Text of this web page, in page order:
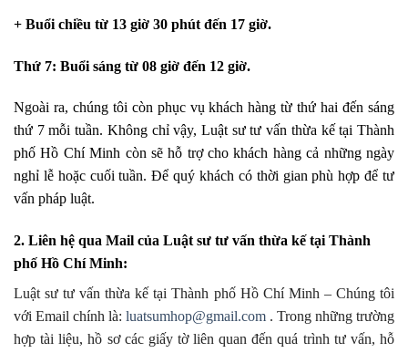
+ Buổi chiều từ 13 giờ 30 phút đến 17 giờ.
Thứ 7: Buổi sáng từ 08 giờ đến 12 giờ.
Ngoài ra, chúng tôi còn phục vụ khách hàng từ thứ hai đến sáng
thứ 7 mỗi tuần. Không chỉ vậy, Luật sư tư vấn thừa kế tại Thành
phố Hồ Chí Minh còn sẽ hỗ trợ cho khách hàng cả những ngày
nghỉ lễ hoặc cuối tuần. Để quý khách có thời gian phù hợp để tư
vấn pháp luật.
2. Liên hệ qua Mail của Luật sư tư vấn thừa kế tại Thành
phố Hồ Chí Minh:
Luật sư tư vấn thừa kế tại Thành phố Hồ Chí Minh – Chúng tôi
với Email chính là: luatsumhop@gmail.com . Trong những trường
hợp tài liệu, hồ sơ các giấy tờ liên quan đến quá trình tư vấn, hỗ